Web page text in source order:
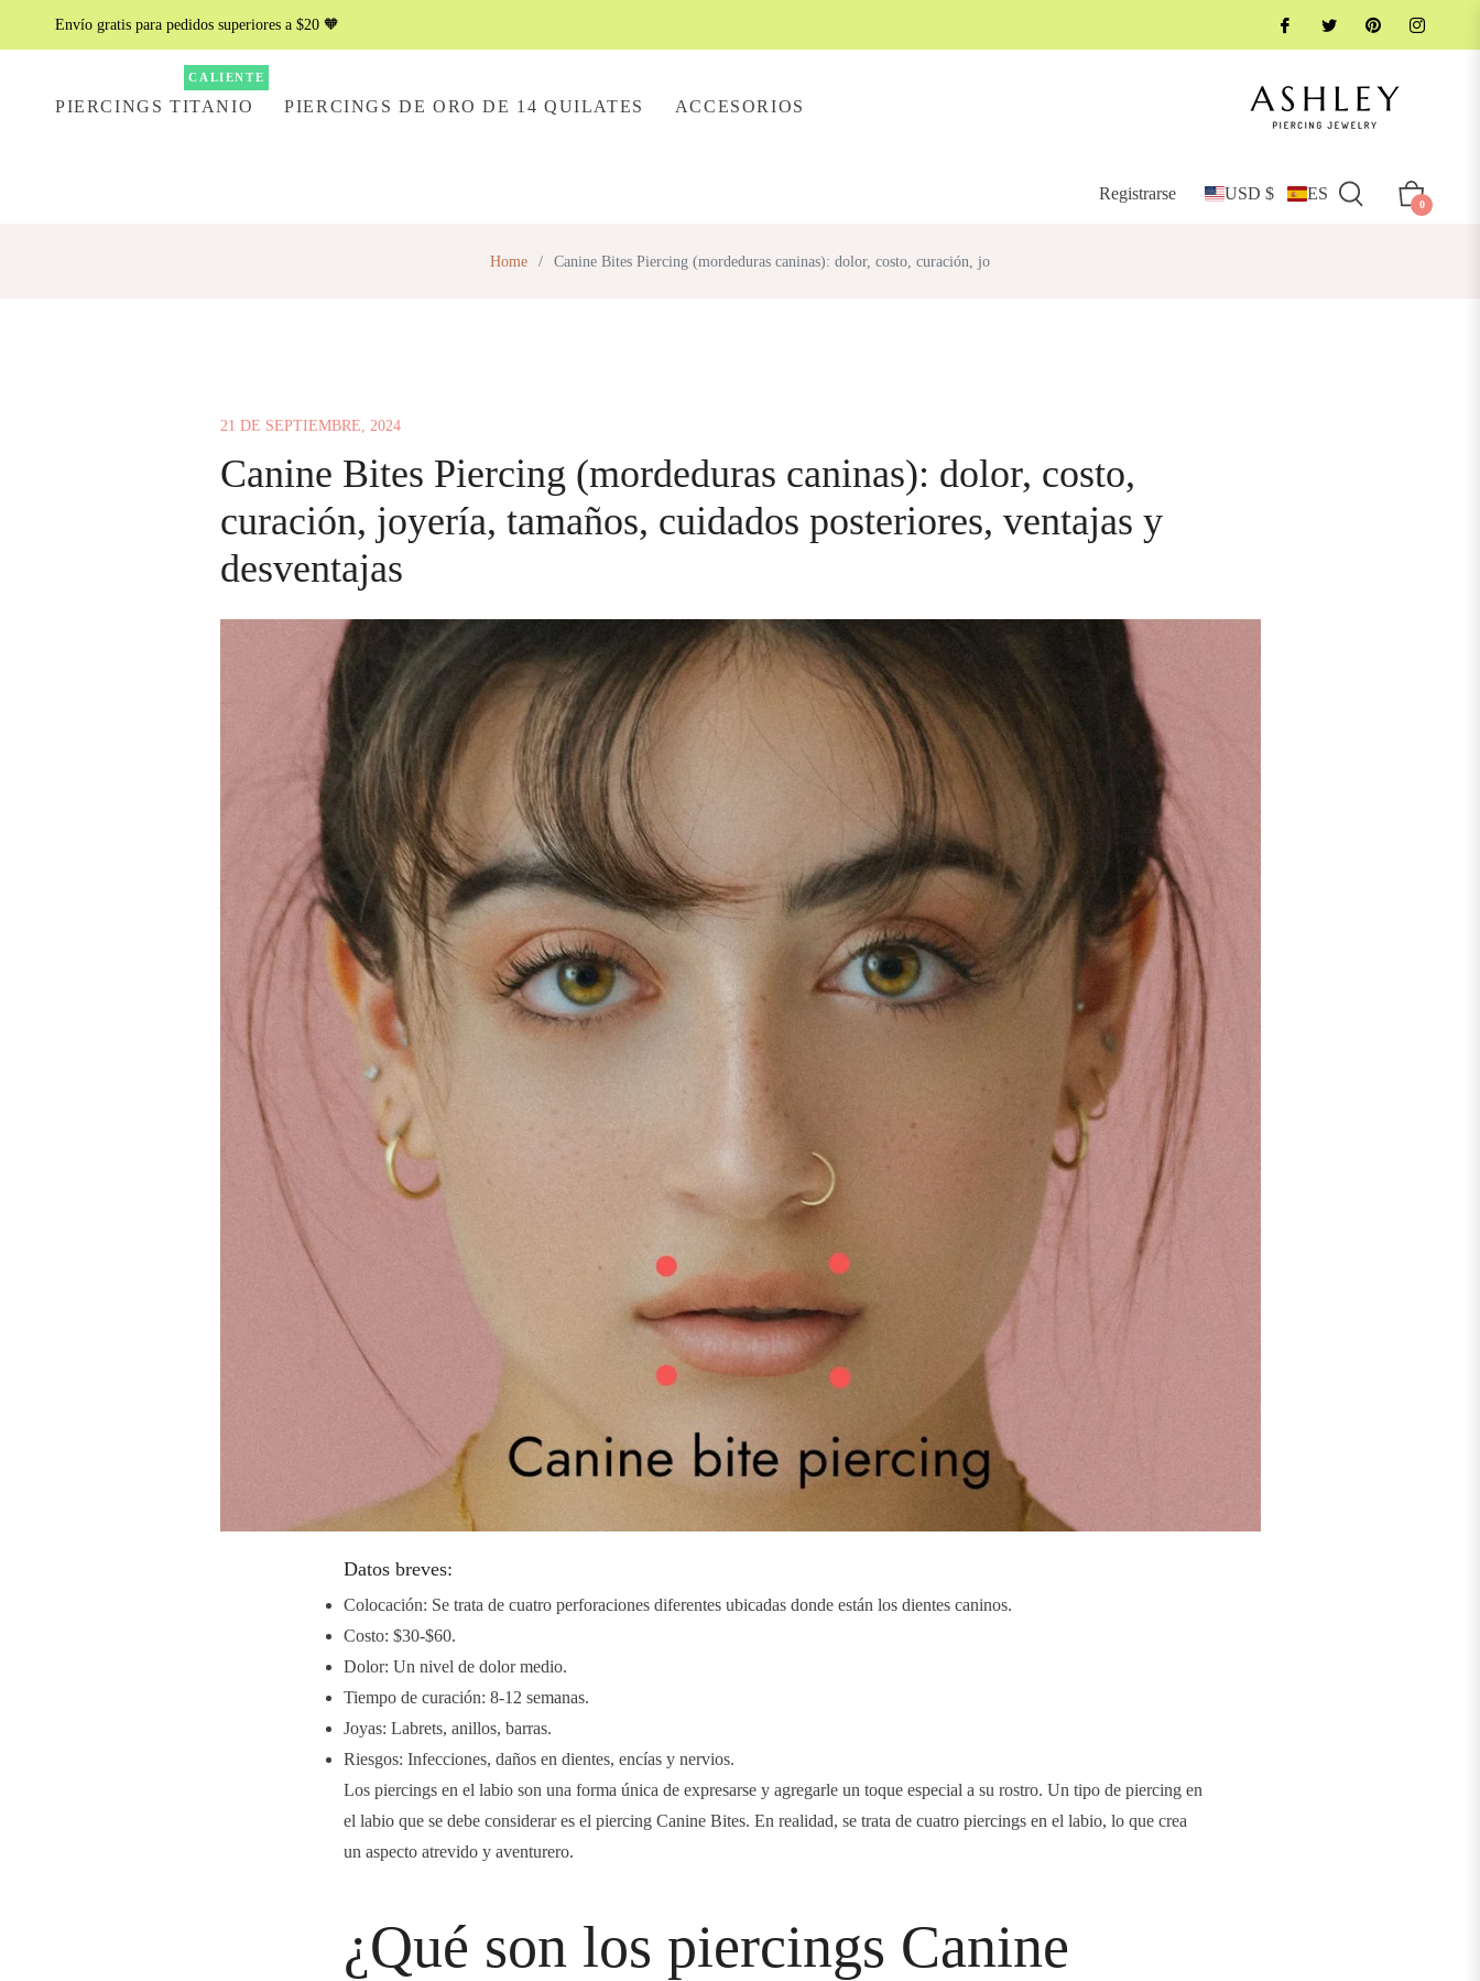
Envío gratis para pedidos superiores a $20 🧡
PIERCINGS TITANIO
CALIENTE
PIERCINGS DE ORO DE 14 QUILATES ACCESORIOS
Registrarse USD $ ES Carrito
0
Home / Canine Bites Piercing (mordeduras caninas): dolor, costo, curación, jo
21 DE SEPTIEMBRE, 2024
Canine Bites Piercing (mordeduras caninas): dolor, costo,
curación, joyería, tamaños, cuidados posteriores, ventajas y
desventajas
Datos breves:
Colocación: Se trata de cuatro perforaciones diferentes ubicadas donde están los dientes caninos.
Costo: $30-$60.
Dolor: Un nivel de dolor medio.
Tiempo de curación: 8-12 semanas.
Joyas: Labrets, anillos, barras.
Riesgos: Infecciones, daños en dientes, encías y nervios.
Los piercings en el labio son una forma única de expresarse y agregarle un toque especial a su rostro. Un tipo de piercing en
el labio que se debe considerar es el piercing Canine Bites. En realidad, se trata de cuatro piercings en el labio, lo que crea
un aspecto atrevido y aventurero.
¿Qué son los piercings Canine